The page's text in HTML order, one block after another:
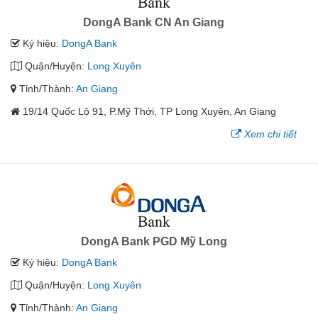
DongA Bank CN An Giang
Ký hiệu: DongA Bank
Quận/Huyện: Long Xuyên
Tỉnh/Thành: An Giang
19/14 Quốc Lộ 91, P.Mỹ Thới, TP Long Xuyên, An Giang
Xem chi tiết
DongA Bank PGD Mỹ Long
Ký hiệu: DongA Bank
Quận/Huyện: Long Xuyên
Tỉnh/Thành: An Giang